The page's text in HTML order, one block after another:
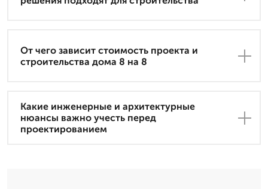
От чего зависит стоимость проекта и
строительства дома 8 на 8
Какие инженерные и архитектурные
нюансы важно учесть перед
проектированием